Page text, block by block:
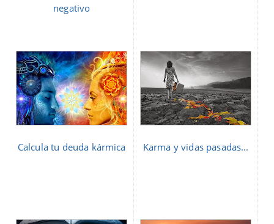
negativo
Calcula tu deuda kármica Karma y vidas pasadas...